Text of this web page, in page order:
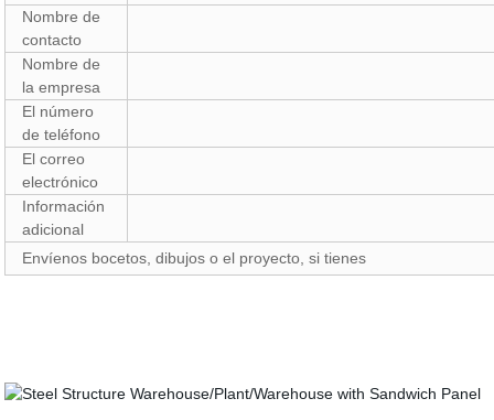
Nombre de
contacto
Nombre de
la empresa
El número
de teléfono
El correo
electrónico
Información
adicional
Envíenos bocetos, dibujos o el proyecto, si tienes